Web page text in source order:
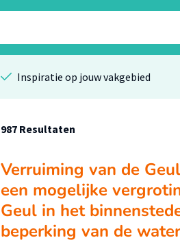
Inspiratie op jouw vakgebied
987 Resultaten
Verruiming van de
een mogelijke
Geul in het
beperking van de